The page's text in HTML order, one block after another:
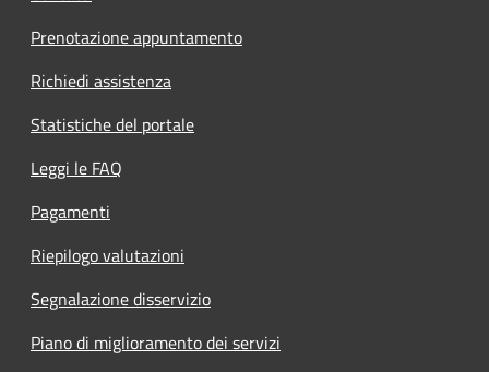
Prenotazione appuntamento
Richiedi assistenza
Statistiche del portale
Leggi le FAQ
Pagamenti
Riepilogo valutazioni
Segnalazione disservizio
Piano di miglioramento dei servizi